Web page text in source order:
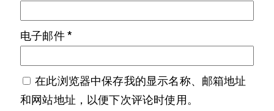
电子邮件*
在此浏览器中保存我的显示名称、邮箱地址
和网站地址，以便下次评论时使用。